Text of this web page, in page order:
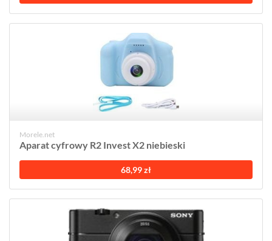
Morele.net
Aparat cyfrowy R2 Invest X2 niebieski
68,99 zł